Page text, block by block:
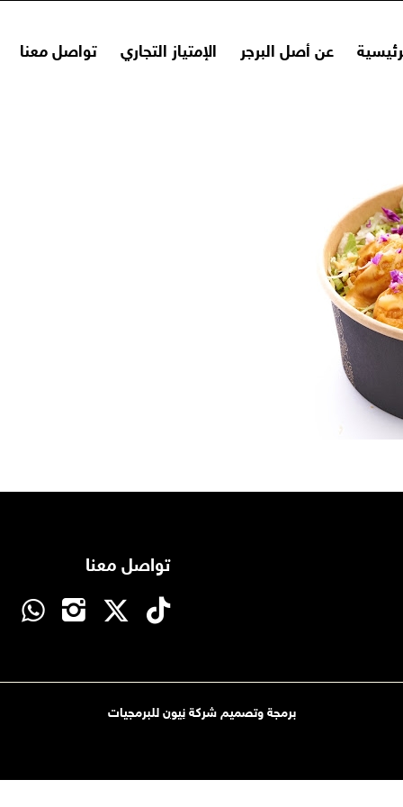
ﻋﻦ أﺻﻞ اﻟﺒﺮﺟﺮ الإمتياز التجاري تواصل معنا
تواصل معنا
برمجة وتصميم شركةنيون للبرمجيات